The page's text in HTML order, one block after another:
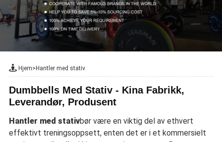
Hjem>Hantler med stativ
Dumbbells Med Stativ - Kina Fabrikk,
Leverandør, Produsent
Hantler med stativbør være en viktig del av ethvert
effektivt treningsoppsett, enten det er i et kommersielt